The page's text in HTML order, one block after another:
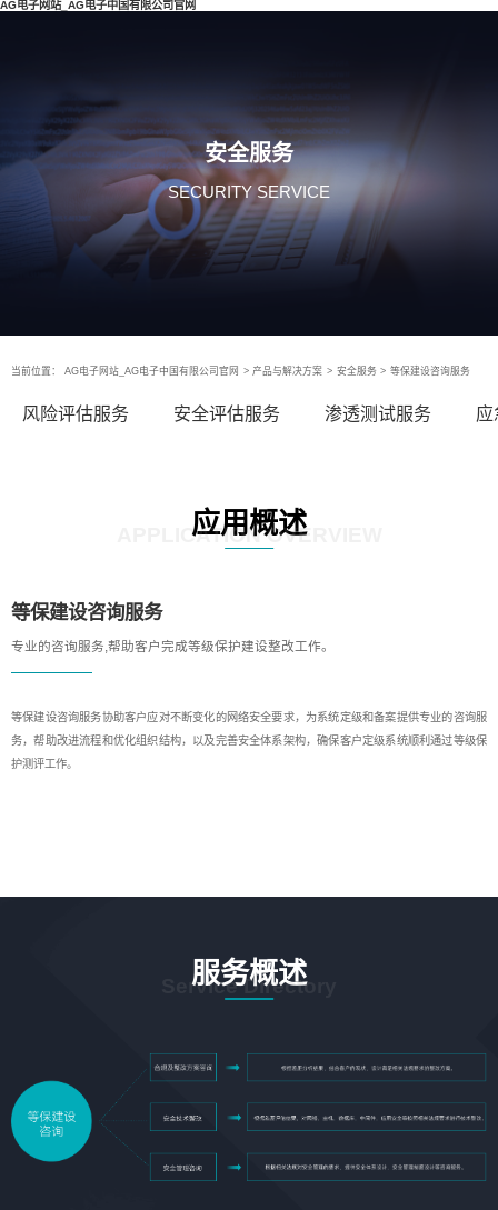
AG电子网站_AG电子中国有限公司官网
安全服务
SECURITY SERVICE
当前位置： AG电子网站_AG电子中国有限公司官网 > 产品与解决方案 > 安全服务 > 等保建设咨询服务
风险评估服务 安全评估服务 渗透测试服务 应
应用概述
APPLICATION OVERVIEW
等保建设咨询服务
专业的咨询服务,帮助客户完成等级保护建设整改工作。
等保建设咨询服务协助客户应对不断变化的网络安全要求，为系统定级和备案提供专业的咨询服
务，帮助改进流程和优化组织结构，以及完善安全体系架构，确保客户定级系统顺利通过等级保
护测评工作。
服务概述
Service Directory